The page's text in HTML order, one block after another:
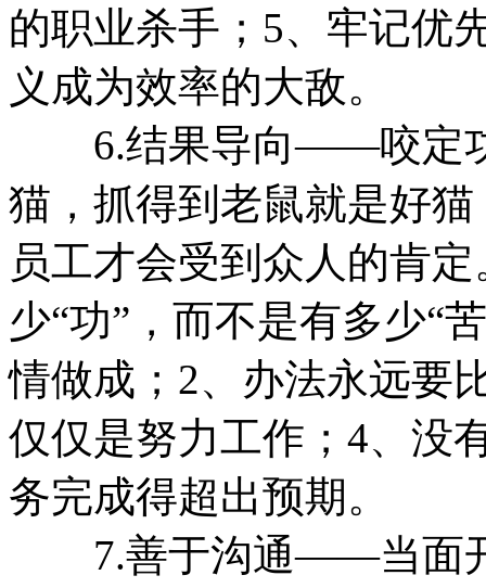
的职业杀手；5、牢记优
义成为效率的大敌。
6.结果导向——咬定功
猫，抓得到老鼠就是好
员工才会受到众人的肯
少“功”，而不是有多少“
情做成；2、办法永远要
仅仅是努力工作；4、没
务完成得超出预期。
7.善于沟通——当面开